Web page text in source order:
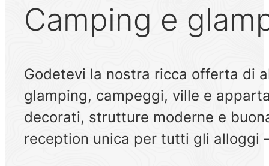
Camping e
Godetevi la nostra ricca offerta di
glamping, campeggi, ville e
decorati, strutture moderne e
reception unica per tutti gli alloggi